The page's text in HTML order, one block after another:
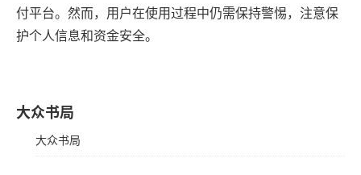
付平台。然而，用户在使用过程中仍需保持警惕，注意保
护个人信息和资金安全。
大众书局
大众书局